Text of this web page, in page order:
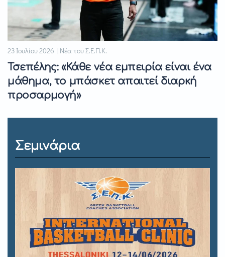
23 Ιουλίου 2026 | Νέα του Σ.Ε.Π.Κ.
Τσεπέλης: «Κάθε νέα εμπειρία είναι ένα
μάθημα, το μπάσκετ απαιτεί διαρκή
προσαρμογή»
Σεμινάρια